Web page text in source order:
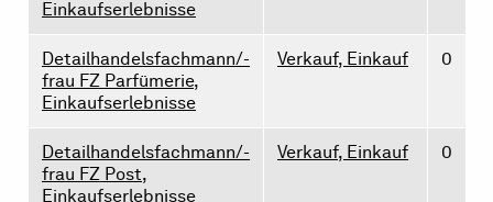
Einkaufserlebnisse
Detailhandelsfachmann/-
frau FZ Parfümerie,
Einkaufserlebnisse
Verkauf, Einkauf 0
Detailhandelsfachmann/-
frau FZ Post,
Einkaufserlebnisse
Verkauf, Einkauf 0